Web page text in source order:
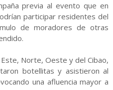
previa al evento que en
participar residentes del
de moradores de otras
Norte, Oeste y del Cibao,
botellitas y asistieron al
una afluencia mayor a